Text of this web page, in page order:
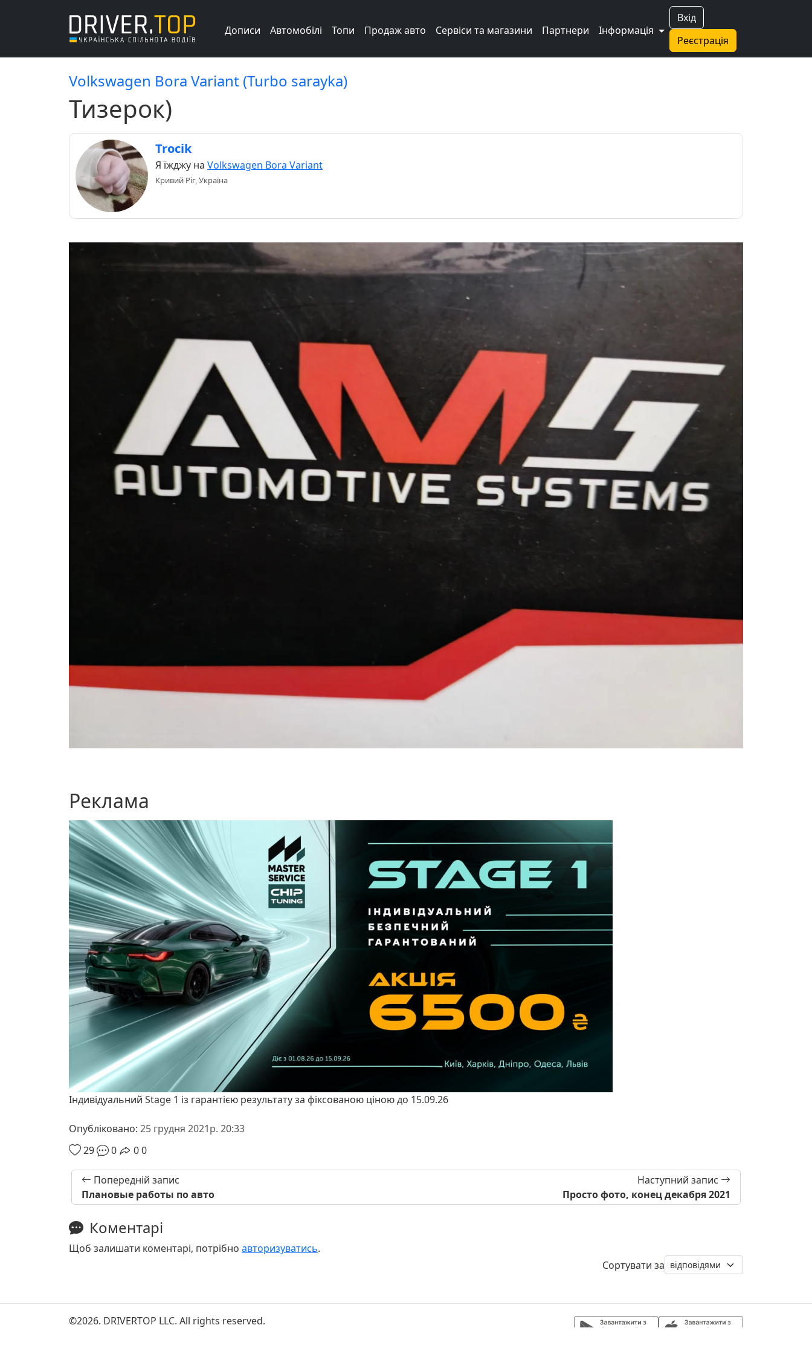
Вхід
Реєстрація
Дописи Автомобілі Топи Продаж авто Сервіси та магазини Партнери Інформація
Volkswagen Bora Variant (Turbo sarayka)
Тизерок)
Trocik
Я їжджу на Volkswagen Bora Variant
Кривий Ріг, Україна
Реклама
Індивідуальний Stage 1 із гарантією результату за фіксованою ціною до 15.09.26
Опубліковано: 25 грудня 2021р. 20:33
29
0 00
Попередній запис
Плановые работы по авто
Наступний запис
Просто фото, конец декабря 2021
Коментарі
Щоб залишати коментарі, потрібно авторизуватись.
Сортувати за
©2026. DRIVERTOP LLC. All rights reserved.